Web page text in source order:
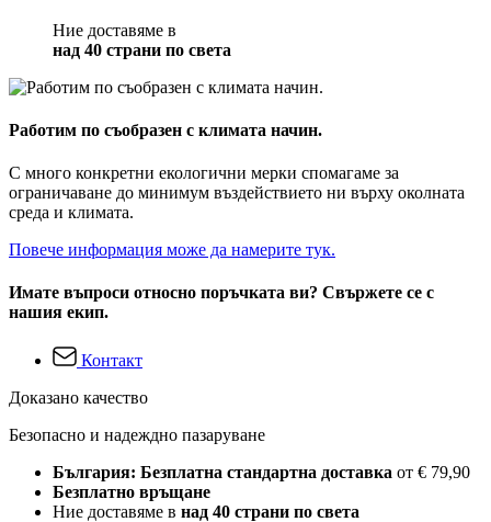
Ние доставяме в
над 40 страни по света
Работим по съобразен с климата начин.
С много конкретни екологични мерки спомагаме за
ограничаване до минимум въздействието ни върху околната
среда и климата.
Повече информация може да намерите тук.
Имате въпроси относно поръчката ви? Свържете се с
нашия екип.
Контакт
Доказано качество
Безопасно и надеждно пазаруване
България: Безплатна стандартна доставка от € 79,90
Безплатно връщане
Ние доставяме в над 40 страни по света